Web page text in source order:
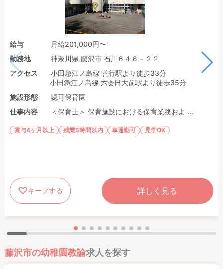
給与
月給201,000円〜
勤務地
神奈川県 藤沢市 石川６４６－２２
アクセス
小田急江ノ島線 善行駅より徒歩33分
小田急江ノ島線 六会日大前駅より徒歩35分
施設形態
認可保育園
仕事内容
＜保育士＞ 保育施設における保育業務およ ...
賞与4ヶ月以上 残業5時間以内 車通勤可 見学OK
キープする 詳しく見る
藤沢市の幼稚園教諭求人を探す